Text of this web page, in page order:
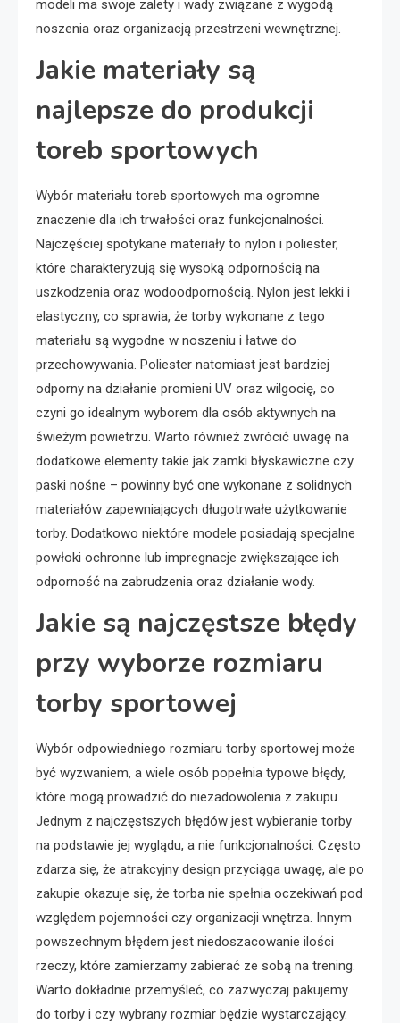
modeli ma swoje zalety i wady związane z wygodą
noszenia oraz organizacją przestrzeni wewnętrznej.
Jakie materiały są
najlepsze do produkcji
toreb sportowych
Wybór materiału toreb sportowych ma ogromne
znaczenie dla ich trwałości oraz funkcjonalności.
Najczęściej spotykane materiały to nylon i poliester,
które charakteryzują się wysoką odpornością na
uszkodzenia oraz wodoodpornością. Nylon jest lekki i
elastyczny, co sprawia, że torby wykonane z tego
materiału są wygodne w noszeniu i łatwe do
przechowywania. Poliester natomiast jest bardziej
odporny na działanie promieni UV oraz wilgocię, co
czyni go idealnym wyborem dla osób aktywnych na
świeżym powietrzu. Warto również zwrócić uwagę na
dodatkowe elementy takie jak zamki błyskawiczne czy
paski nośne – powinny być one wykonane z solidnych
materiałów zapewniających długotrwałe użytkowanie
torby. Dodatkowo niektóre modele posiadają specjalne
powłoki ochronne lub impregnacje zwiększające ich
odporność na zabrudzenia oraz działanie wody.
Jakie są najczęstsze błędy
przy wyborze rozmiaru
torby sportowej
Wybór odpowiedniego rozmiaru torby sportowej może
być wyzwaniem, a wiele osób popełnia typowe błędy,
które mogą prowadzić do niezadowolenia z zakupu.
Jednym z najczęstszych błędów jest wybieranie torby
na podstawie jej wyglądu, a nie funkcjonalności. Często
zdarza się, że atrakcyjny design przyciąga uwagę, ale po
zakupie okazuje się, że torba nie spełnia oczekiwań pod
względem pojemności czy organizacji wnętrza. Innym
powszechnym błędem jest niedoszacowanie ilości
rzeczy, które zamierzamy zabierać ze sobą na trening.
Warto dokładnie przemyśleć, co zazwyczaj pakujemy
do torby i czy wybrany rozmiar będzie wystarczający.